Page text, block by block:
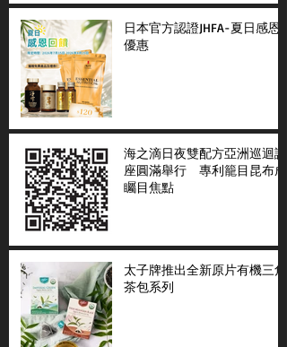
日本官方認證JHFA-夏日感恩
優惠
海之滴日夜雙配方亞洲巡迴講
座圓滿舉行 專利籠目昆布成
矚目焦點
太子牌推出全新原片有機三角
茶包系列